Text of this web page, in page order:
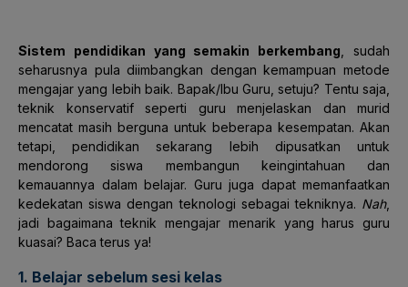
Sistem pendidikan yang semakin berkembang , sudah
seharusnya pula diimbangkan dengan kemampuan metode
mengajar yang lebih baik. Bapak/Ibu Guru, setuju? Tentu saja,
teknik konservatif seperti guru menjelaskan dan murid
mencatat masih berguna untuk beberapa kesempatan. Akan
tetapi, pendidikan sekarang lebih dipusatkan untuk
mendorong siswa membangun keingintahuan dan
kemauannya dalam belajar. Guru juga dapat memanfaatkan
kedekatan siswa dengan teknologi sebagai tekniknya. Nah,
jadi bagaimana teknik mengajar menarik yang harus guru
kuasai? Baca terus ya!
1. Belajar sebelum sesi kelas